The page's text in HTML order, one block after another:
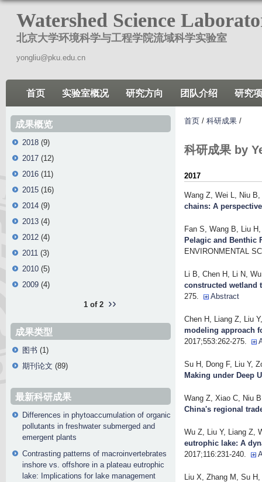
转
主
容
Watershed Science
北京大学环境科学与工程学院流域科学实验室
yongliu@pku.edu.cn
首页 实验室概况 研究方向 团队介绍 研究
首页 / 科研成果 /
科研成果 by
2017
Wang Z, Wei L, Niu
chains: A
Fan S, Wang B, Liu
Pelagic and Benthic
ENVIRONMENTAL
Li B, Chen H, Li N,
constructed wetland
275.
Abstract
Chen H, Liang Z, Liu
modeling approach
2017;553:262-275.
Su H, Dong F, Liu Y,
Making under Deep
Wang Z, Xiao C, Niu
China's regional
Wu Z, Liu Y, Liang Z,
eutrophic lake: A
2017;116:231-240.
Liu X, Zhang M, Su
成果概览
2018 (9)
2017 (12)
2016 (11)
2015 (16)
2014 (9)
2013 (4)
2012 (4)
2011 (3)
2010 (5)
2009 (4)
1 of 2 ››
成果类型
图书 (1)
期刊论文 (89)
最新科研成果
Differences in phytoaccumulation of organic
pollutants in freshwater submerged and
emergent plants
Contrasting patterns of macroinvertebrates
inshore vs. offshore in a plateau eutrophic
lake: Implications for lake management